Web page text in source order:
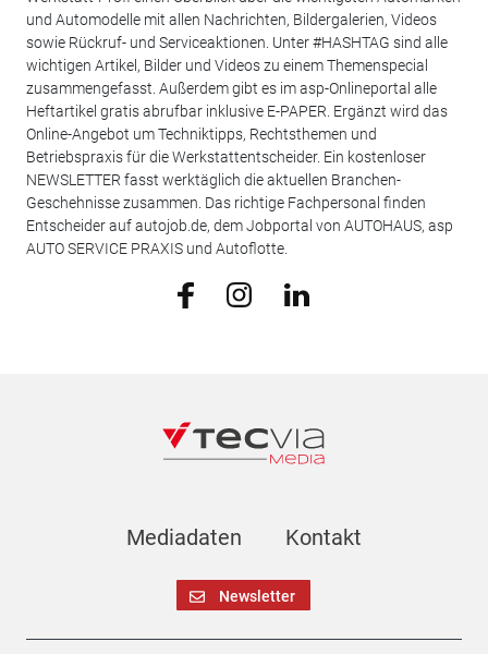
und Automodelle mit allen Nachrichten, Bildergalerien, Videos
sowie Rückruf- und Serviceaktionen. Unter #HASHTAG sind alle
wichtigen Artikel, Bilder und Videos zu einem Themenspecial
zusammengefasst. Außerdem gibt es im asp-Onlineportal alle
Heftartikel gratis abrufbar inklusive E-PAPER. Ergänzt wird das
Online-Angebot um Techniktipps, Rechtsthemen und
Betriebspraxis für die Werkstattentscheider. Ein kostenloser
NEWSLETTER fasst werktäglich die aktuellen Branchen-
Geschehnisse zusammen. Das richtige Fachpersonal finden
Entscheider auf autojob.de, dem Jobportal von AUTOHAUS, asp
AUTO SERVICE PRAXIS und Autoflotte.
Mediadaten Kontakt
Newsletter